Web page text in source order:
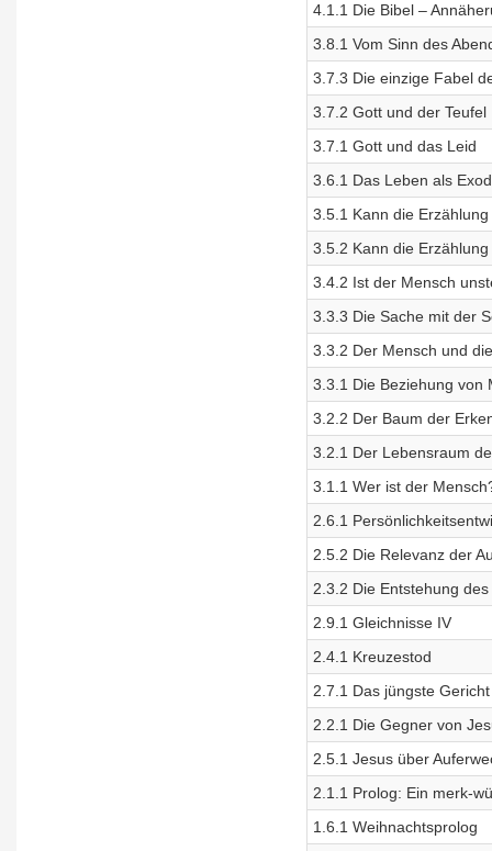
4.1.1 Die Bibel –
3.8.1 Vom Sinn des
3.7.3 Die einzige Fabel
3.7.2 Gott und der Teufel
3.7.1 Gott und das Leid
3.6.1 Das Leben als
3.5.1 Kann die
3.5.2 Kann die
3.4.2 Ist der Mensch
3.3.3 Die Sache mit der
3.3.2 Der Mensch und
3.3.1 Die Beziehung von
3.2.2 Der Baum der
3.2.1 Der Lebensraum
3.1.1 Wer ist der
2.6.1
2.5.2 Die Relevanz der
2.3.2 Die Entstehung
2.9.1 Gleichnisse IV
2.4.1 Kreuzestod
2.7.1 Das jüngste Gericht
2.2.1 Die Gegner von
2.5.1 Jesus über
2.1.1 Prolog: Ein merk-
1.6.1 Weihnachtsprolog